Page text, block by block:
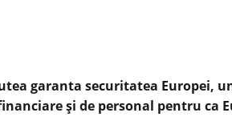
garanta securitatea Europei,
și de personal pentru ca